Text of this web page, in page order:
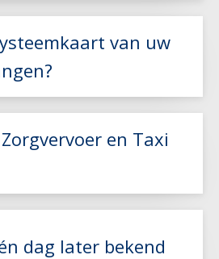
van uw
en Taxi
dag later bekend